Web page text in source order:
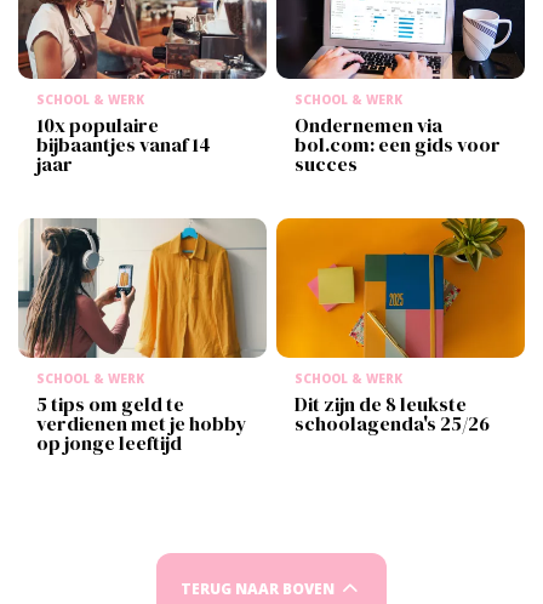
SCHOOL & WERK
10x populaire
bijbaantjes vanaf 14
jaar
SCHOOL & WERK
Ondernemen via
bol.com: een gids voor
succes
SCHOOL & WERK
5 tips om geld te
verdienen met je hobby
op jonge leeftijd
SCHOOL & WERK
Dit zijn de 8 leukste
schoolagenda's 25/26
TERUG NAAR BOVEN